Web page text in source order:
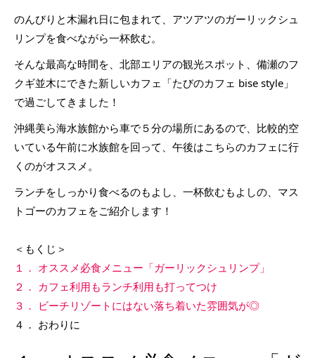
のんびりと木漏れ日に包まれて、アツアツのガーリックシュ
リンプを食べながら一杯飲む。
そんな最高な時間を、北部エリアの観光スポット、備瀬のフ
クギ並木にできた新しいカフェ「たびのカフェ bise style」
で過ごしてきました！
沖縄美ら海水族館から車で５分の場所にあるので、比較的空
いている午前に水族館を回って、午後はこちらのカフェに行
くのがオススメ。
ランチをしっかり食べるのもよし、一杯飲むもよしの、マス
トゴーのカフェをご紹介します！
＜もくじ＞
１． オススメ必食メニュー「ガーリックシュリンプ」
２． カフェ利用もランチ利用も打ってつけ
３． ビーチリゾートにはない落ち着いた雰囲気が◎
４． おわりに